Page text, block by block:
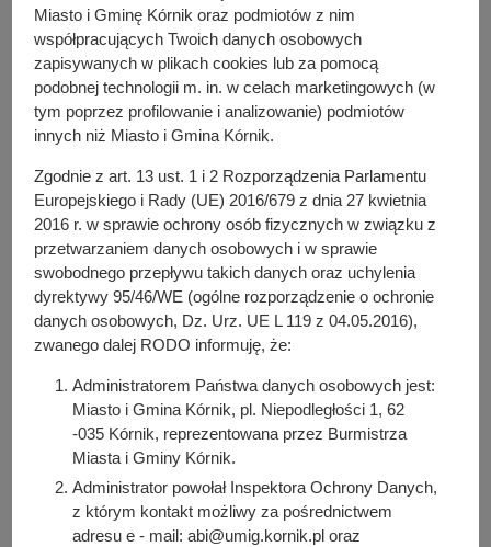
W dniu 23 czerwca 2025 r. Stowarzyszenie Szacunek dla
Seniora, złożyło ofertę w trybie art. 19a ustawy z dnia 24
kwietnia 2003 r. o działalności pożytku publicznego i o
wolontariacie na realizację zadania publicznego z zakresu:
działalność na rzecz osób w wieku emerytalnym, pod
tytułem: „Wyjazd integracyjny do Gminy Partnerskiej –
Bukowina Tatrzańska”.
Zgodnie z art. 19a ust. 3 ww. ustawy ofertę zamieszcza się
na okres 7 dni: w Biuletynie Informacji Publicznej, na
tablicy ogłoszeń w siedzibie Wydziału Komunikacji
Społecznej i Inicjatyw Lokalnych UMiG Kórnik (Dom
Integracji Międzypokoleniowej - pl. Powstańców Wlkp. 13)
oraz na stronie internetowej Miasta i Gminy Kórnik
dedykowanej organizacjom pozarządowym pop.kornik.pl w
zakładce: Oferta realizacji zadań. Na podstawie art. 19a
ust. 4 ww. ustawy każdy, w terminie 7 dni od dnia
zamieszczenia oferty w sposób, o którym mowa w ust. 3,
może zgłosić uwagi dotyczące oferty.
Miasto i Gminę Kórnik oraz podmiotów z nim
współpracujących Twoich danych osobowych
zapisywanych w plikach cookies lub za pomocą
podobnej technologii m. in. w celach marketingowych (w
tym poprzez profilowanie i analizowanie) podmiotów
innych niż Miasto i Gmina Kórnik.
Zgodnie z art. 13 ust. 1 i 2 Rozporządzenia Parlamentu
Europejskiego i Rady (UE) 2016/679 z dnia 27 kwietnia
2016 r. w sprawie ochrony osób fizycznych w związku z
przetwarzaniem danych osobowych i w sprawie
swobodnego przepływu takich danych oraz uchylenia
dyrektywy 95/46/WE (ogólne rozporządzenie o ochronie
danych osobowych, Dz. Urz. UE L 119 z 04.05.2016),
zwanego dalej RODO informuję, że:
Administratorem Państwa danych osobowych jest:
Miasto i Gmina Kórnik, pl. Niepodległości 1, 62
-035 Kórnik, reprezentowana przez Burmistrza
Miasta i Gminy Kórnik.
Administrator powołał Inspektora Ochrony Danych,
z którym kontakt możliwy za pośrednictwem
adresu e - mail: abi@umig.kornik.pl oraz